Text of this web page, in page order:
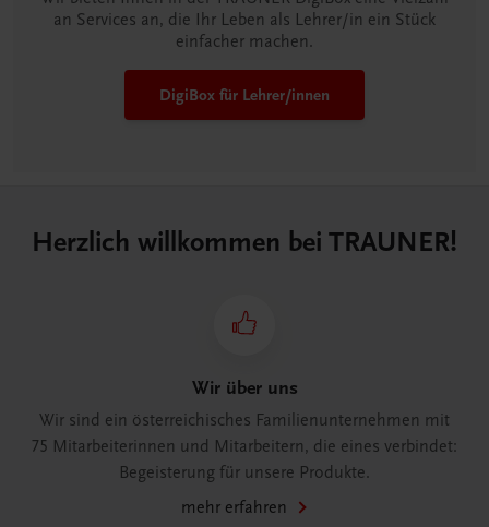
an Services an, die Ihr Leben als Lehrer/in ein Stück
einfacher machen.
DigiBox für Lehrer/innen
Herzlich willkommen bei TRAUNER!
Wir über uns
Wir sind ein österreichisches Familienunternehmen mit
75 Mitarbeiterinnen und Mitarbeitern, die eines verbindet:
Begeisterung für unsere Produkte.
mehr erfahren